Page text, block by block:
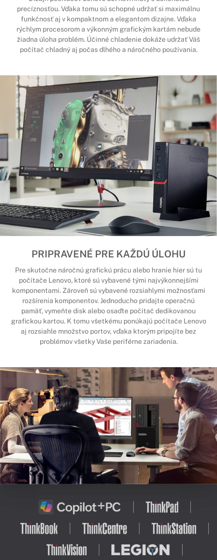
precíznosťou. Vďaka tomu sú schopné udržať si maximálnu
funkčnosť aj v kompaktnom a elegantom dizajne. Vďaka
rýchlym procesorom a výkonným grafickým kartám nebude
žiadna úloha problém. Účinné chladenie dokáže udržať Váš
počítač chladný aj počas dlhého a náročného používania.
PRIPRAVENÉ PRE KAŽDÚ ÚLOHU
Pre skutočne náročnú grafickú prácu alebo hranie hier sú tu
počítače Lenovo, ktoré sú vybavené tými najvýkonnejšími
komponentami. Zároveň sú vybavené rozsiahlymi možnosťami
rozšírenia komponentov. Jednoducho pridajte operačnú
pamäť, vymeňte disk alebo osaďte počítač dedikovanou
grafickou kartou. K tomu všetkému ponúkajú počítače Lenovo
aj rozsiahle množstvo portov, vďaka ktorým pripojíte bez
problémov všetky Vaše periférne zariadenia.